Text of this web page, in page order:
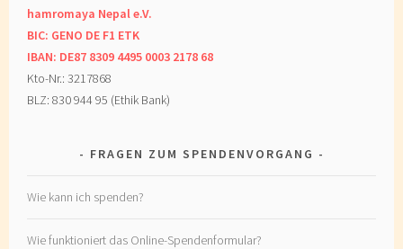
hamromaya Nepal e.V.
BIC: GENO DE F1 ETK
IBAN: DE87 8309 4495 0003 2178 68
Kto-Nr.: 3217868
BLZ: 830 944 95 (Ethik Bank)
FRAGEN ZUM SPENDENVORGANG
Wie kann ich spenden?
Wie funktioniert das Online-Spendenformular?